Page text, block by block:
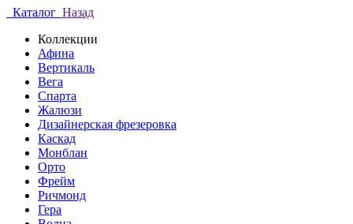
Каталог Назад
Коллекции
Афина
Вертикаль
Вега
Спарта
Жалюзи
Дизайнерская фрезеровка
Каскад
Монблан
Орто
Фрейм
Ричмонд
Гера